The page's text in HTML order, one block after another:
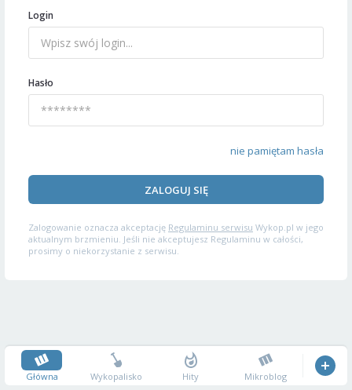
Login
Hasło
nie pamiętam hasła
ZALOGUJ SIĘ
Zalogowanie oznacza akceptację Regulaminu serwisu Wykop.pl w jego
aktualnym brzmieniu. Jeśli nie akceptujesz Regulaminu w całości,
prosimy o niekorzystanie z serwisu.
Główna Wykopalisko Hity Mikroblog